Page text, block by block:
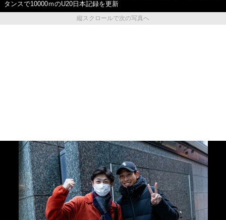
タンスで10000ｍのU20日本記録を更新
縦スクロールで次の写真へ